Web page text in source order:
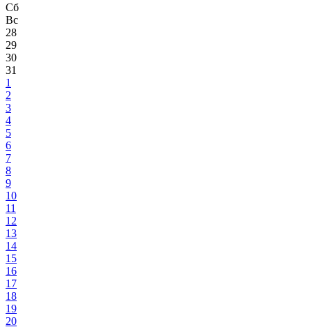
Сб
Вс
28
29
30
31
1
2
3
4
5
6
7
8
9
10
11
12
13
14
15
16
17
18
19
20